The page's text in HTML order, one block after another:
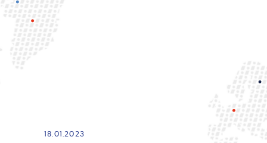
18.01.2023